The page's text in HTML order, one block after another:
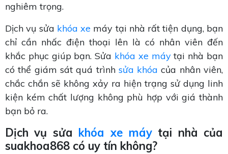
nghiêm trọng.
Dịch vụ sửa khóa xe máy tại nhà rất tiện dụng, bạn
chỉ cần nhấc điện thoại lên là có nhân viên đến
khắc phục giúp bạn. Sửa khóa xe máytại nhà bạn
có thể giám sát quá trình sửa khóa của nhân viên,
chắc chắn sẽ không xảy ra hiện trạng sử dụng linh
kiện kém chất lượng không phù hợp với giá thành
bạn bỏ ra.
Dịch vụ sửa khóa xe máytại nhà của
suakhoa868 có uy tín không?